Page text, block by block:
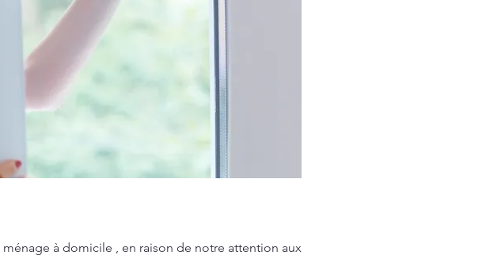
à domicile , en raison de notre attention aux